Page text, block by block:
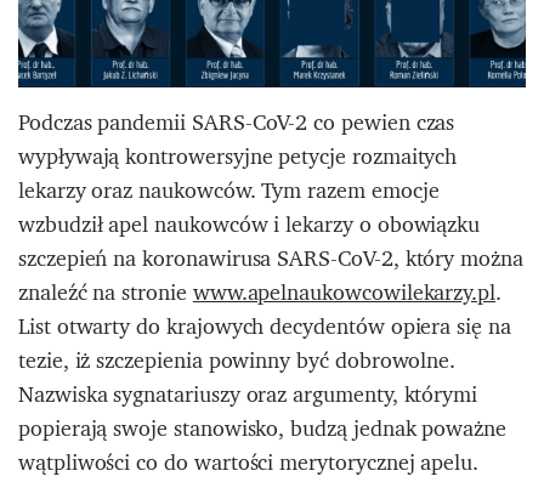
Podczas pandemii SARS-CoV-2 co pewien czas
wypływają kontrowersyjne petycje rozmaitych
lekarzy oraz naukowców. Tym razem emocje
wzbudził apel naukowców i lekarzy o obowiązku
szczepień na koronawirusa SARS-CoV-2, który można
znaleźć na stroniewww.apelnaukowcowilekarzy.pl.
List otwarty do krajowych decydentów opiera się na
tezie, iż szczepienia powinny być dobrowolne.
Nazwiska sygnatariuszy oraz argumenty, którymi
popierają swoje stanowisko, budzą jednak poważne
wątpliwości co do wartości merytorycznej apelu.